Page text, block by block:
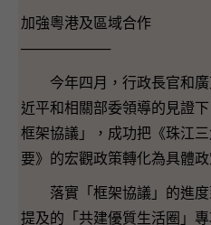
加強粵港及區域合作
─────────
今年四月，行政長官和廣
近平和相關部委領導的見證
框架協議」，成功把《珠江
要》的宏觀政策轉化為具體政
落實「框架協議」的進度
提及的「共建優質生活圈」